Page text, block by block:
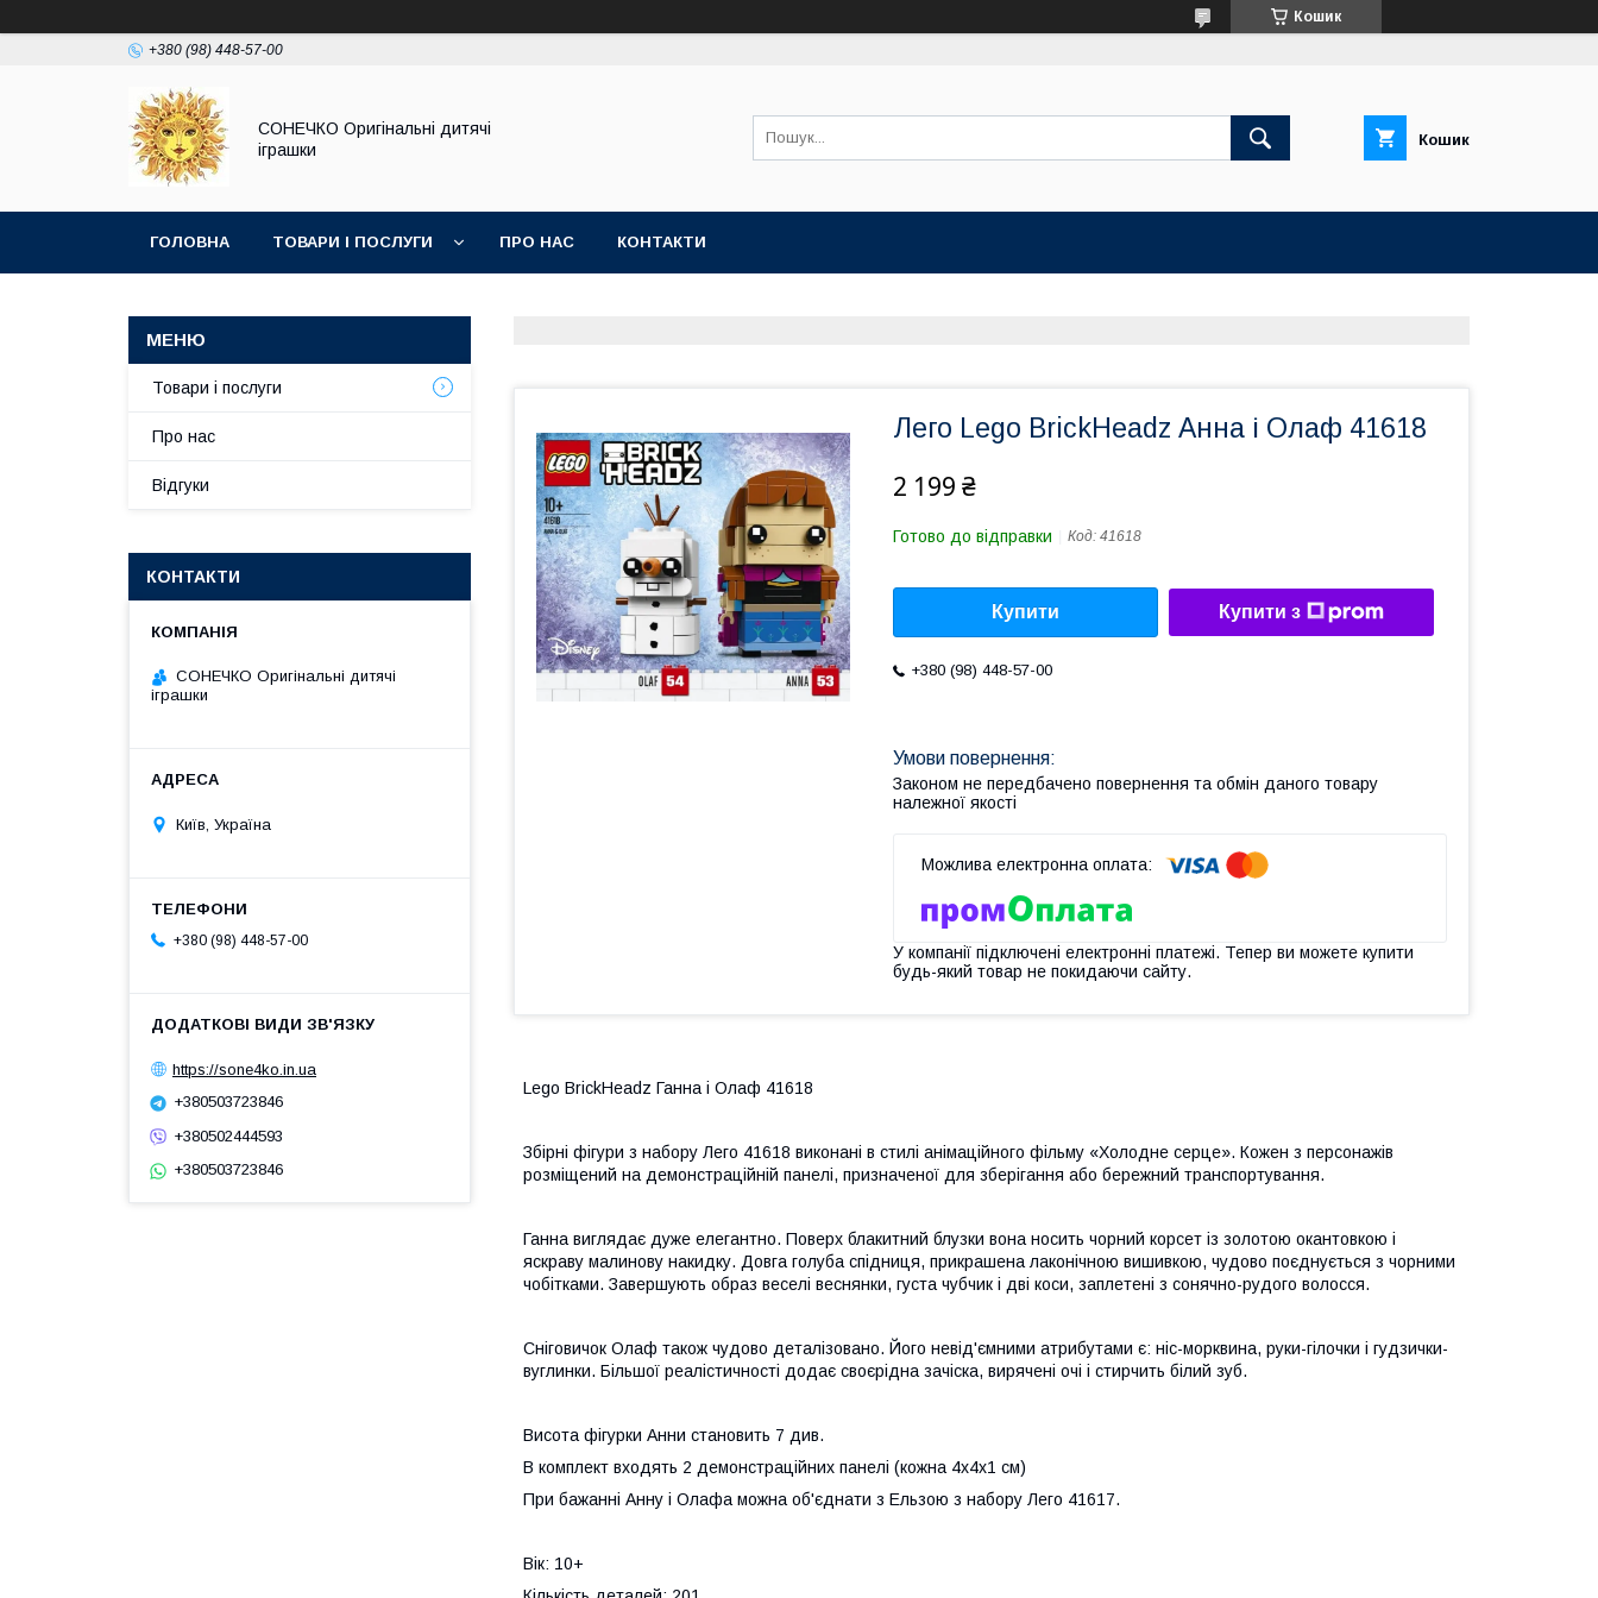
Кошик
+380 (98) 448-57-00
СОНЕЧКО Оригінальні дитячі
іграшки
Кошик
ГОЛОВНА ТОВАРИ І ПОСЛУГИ ПРО НАС КОНТАКТИ
Лего Lego BrickHeadz Анна і Олаф 41618
2 199 ₴
Готово до відправки Код: 41618
Купити Купити з
+380 (98) 448-57-00
Законом не передбачено повернення та обмін даного товару
належної якості
У компанії підключені електронні платежі. Тепер ви можете купити
будь-який товар не покидаючи сайту.
Lego BrickHeadz Ганна і Олаф 41618
Збірні фігури з набору Лего 41618 виконані в стилі анімаційного фільму «Холодне серце». Кожен з персонажів
розміщений на демонстраційній панелі, призначеної для зберігання або бережний транспортування.
Ганна виглядає дуже елегантно. Поверх блакитний блузки вона носить чорний корсет із золотою окантовкою і
яскраву малинову накидку. Довга голуба спідниця, прикрашена лаконічною вишивкою, чудово поєднується з чорними
чобітками. Завершують образ веселі веснянки, густа чубчик і дві коси, заплетені з сонячно-рудого волосся.
Сніговичок Олаф також чудово деталізовано. Його невід'ємними атрибутами є: ніс-морквина, руки-гілочки і гудзички-
вуглинки. Більшої реалістичності додає своєрідна зачіска, вирячені очі і стирчить білий зуб.
Висота фігурки Анни становить 7 див.
В комплект входять 2 демонстраційних панелі (кожна 4х4х1 см)
При бажанні Анну і Олафа можна об'єднати з Ельзою з набору Лего 41617.
Вік: 10+
Товари і послуги
Про нас
Відгуки
КОНТАКТИ
СОНЕЧКО Оригінальні дитячі
іграшки
Київ, Україна
+380 (98) 448-57-00
https://sone4ko.in.ua
+380503723846
+380502444593
+380503723846